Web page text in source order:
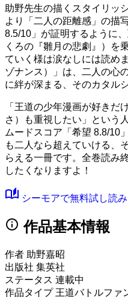
助野先生の描くスタイリッ
より「二人の距離感」の描
8.5/10」 が証明するように
くろの『雛月の悲劇』）を
ていく様は涙なしには読め
ゾナンス）」は、二人の心
に絆が深まる、そのカタル
「王道の少年漫画が好きだ
さ）も重視したい」という
ムードスコア 「希望 8.8/10」
も二人なら超えていける、
らえる一冊です。全巻読み
したくなりますよ！
auto_stories シーモアで無料試し読み
info 作品基本情報
作者 助野嘉昭
出版社 集英社
ステータス 連載中
作品タイプ 王道バトルファ